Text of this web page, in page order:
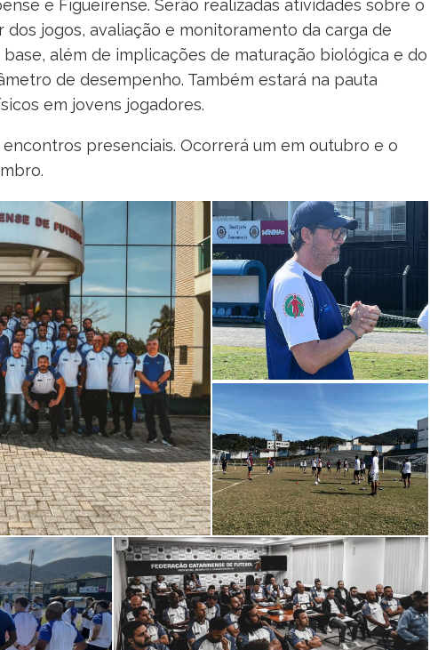
e Figueirense. Serão realizadas atividades sobre o
jogos, avaliação e monitoramento da carga de
além de implicações de maturação biológica e do
de desempenho. Também estará na pauta
em jovens jogadores.
presenciais. Ocorrerá um em outubro e o